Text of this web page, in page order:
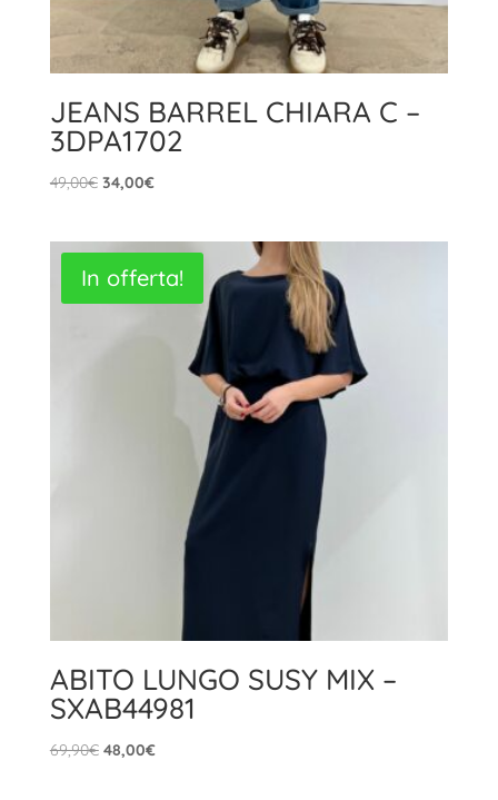
JEANS BARREL CHIARA C –
3DPA1702
49,00€ Il
era:
49,00€.
34,00€Il
è:
34,00€.
In offerta!
ABITO LUNGO SUSY MIX –
SXAB44981
69,90€ Il
48,00€Il